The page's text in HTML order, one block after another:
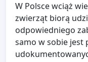
W Polsce wciąż
zwierząt biorą
odpowiedniego
samo w sobie jest